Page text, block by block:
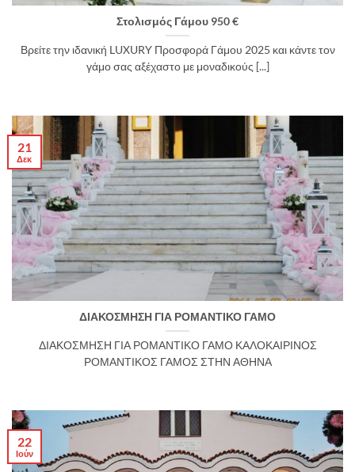
Στολισμός Γάμου 950 €
Βρείτε την ιδανική LUXURY Προσφορά Γάμου 2025 και κάντε τον
γάμο σας αξέχαστο με μοναδικούς [...]
ΔΙΑΚΟΣΜΗΣΗ ΓΙΑ ΡΟΜΑΝΤΙΚΟ ΓΑΜΟ
ΔΙΑΚΟΣΜΗΣΗ ΓΙΑ ΡΟΜΑΝΤΙΚΟ ΓΑΜΟ ΚΑΛΟΚΑΙΡΙΝΟΣ
ΡΟΜΑΝΤΙΚΟΣ ΓΑΜΟΣ ΣΤΗΝ ΑΘΗΝΑ
21
Δεκ
22
Ιούν